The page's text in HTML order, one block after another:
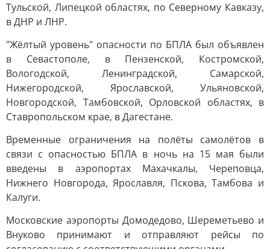
Тульской, Липецкой областях, по Северному Кавказу,
в ДНР и ЛНР.
"Жёлтый уровень" опасности по БПЛА был объявлен
в Севастополе, в Пензенской, Костромской,
Вологодской, Ленинградской, Самарской,
Нижегородской, Ярославской, Ульяновской,
Новгородской, Тамбовской, Орловской областях, в
Ставропольском крае, в Дагестане.
Временные ограничения на полёты самолётов в
связи с опасностью БПЛА в ночь на 15 мая были
введены в аэропортах Махачкалы, Череповца,
Нижнего Новгорода, Ярославля, Пскова, Тамбова и
Калуги.
Московские аэропорты Домодедово, Шереметьево и
Внуково принимают и отправляют рейсы по